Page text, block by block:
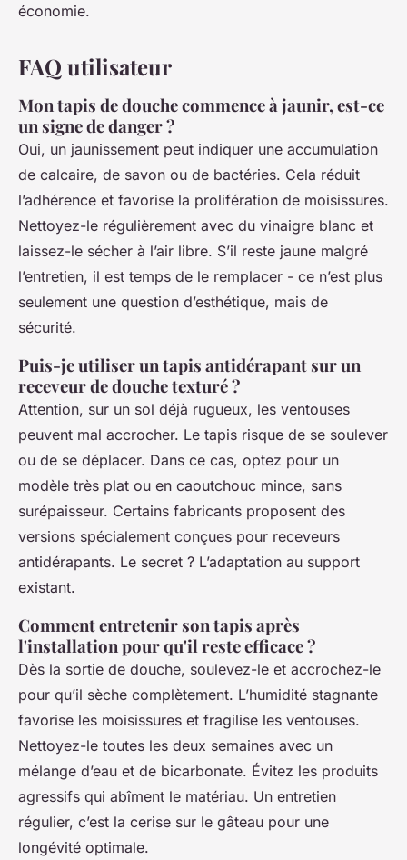
économie.
FAQ utilisateur
Mon tapis de douche commence à jaunir, est-ce
un signe de danger ?
Oui, un jaunissement peut indiquer une accumulation
de calcaire, de savon ou de bactéries. Cela réduit
l’adhérence et favorise la prolifération de moisissures.
Nettoyez-le régulièrement avec du vinaigre blanc et
laissez-le sécher à l’air libre. S’il reste jaune malgré
l’entretien, il est temps de le remplacer - ce n’est plus
seulement une question d’esthétique, mais de
sécurité.
Puis-je utiliser un tapis antidérapant sur un
receveur de douche texturé ?
Attention, sur un sol déjà rugueux, les ventouses
peuvent mal accrocher. Le tapis risque de se soulever
ou de se déplacer. Dans ce cas, optez pour un
modèle très plat ou en caoutchouc mince, sans
surépaisseur. Certains fabricants proposent des
versions spécialement conçues pour receveurs
antidérapants. Le secret ? L’adaptation au support
existant.
Comment entretenir son tapis après
l'installation pour qu'il reste efficace ?
Dès la sortie de douche, soulevez-le et accrochez-le
pour qu’il sèche complètement. L’humidité stagnante
favorise les moisissures et fragilise les ventouses.
Nettoyez-le toutes les deux semaines avec un
mélange d’eau et de bicarbonate. Évitez les produits
agressifs qui abîment le matériau. Un entretien
régulier, c’est la cerise sur le gâteau pour une
longévité optimale.